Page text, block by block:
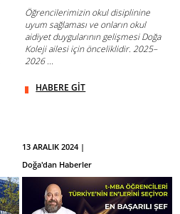
Öğrencilerimizin okul disiplinine
uyum sağlaması ve onların okul
aidiyet duygularının gelişmesi Doğa
Koleji ailesi için önceliklidir. 2025–
2026 ...
HABERE GİT
13 ARALIK 2024 |
Doğa'dan Haberler